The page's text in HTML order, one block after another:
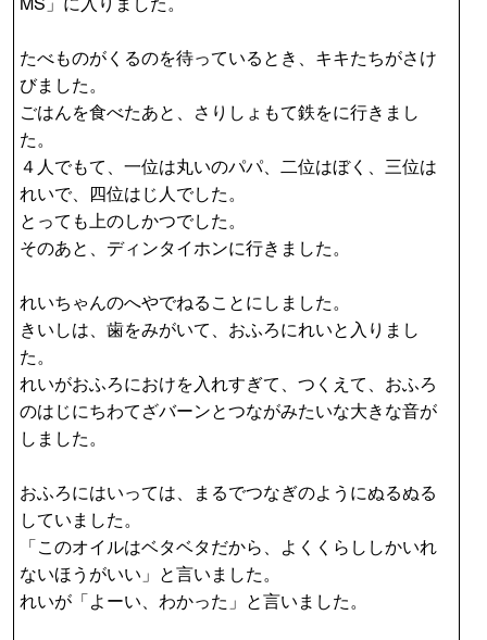
たべものがくるのを待っているとき、キキたちがさけ
びました。
ごはんを食べたあと、さりしょもて鉄をに行きまし
た。
４人でもて、一位は丸いのパパ、二位はぼく、三位は
れいで、四位はじ人でした。
とっても上のしかつでした。
そのあと、ディンタイホンに行きました。
れいちゃんのへやでねることにしました。
きいしは、歯をみがいて、おふろにれいと入りまし
た。
れいがおふろにおけを入れすぎて、つくえて、おふろ
のはじにちわてざバーンとつながみたいな大きな音が
しました。
おふろにはいっては、まるでつなぎのようにぬるぬる
していました。
「このオイルはベタベタだから、よくくらししかいれ
ないほうがいい」と言いました。
れいが「よーい、わかった」と言いました。